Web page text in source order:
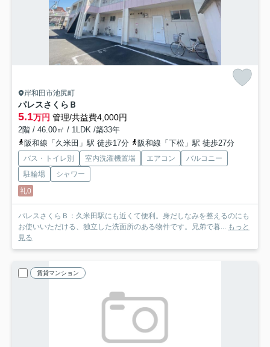
岸和田市池尻町
パレスさくらＢ
5.1万円 管理/共益費4,000円
2階 / 46.00㎡ / 1LDK /築33年
阪和線「久米田」駅 徒歩17分
阪和線「下松」駅 徒歩27分
バス・トイレ別 室内洗濯機置場 エアコン
バルコニー
駐輪場
シャワー
礼0
パレスさくらＢ：久米田駅にも近くて便利。身だしなみを整えるのにも
お使いいただける、独立した洗面所のある物件です。兄弟で暮... もっと
見る
賃貸マンション